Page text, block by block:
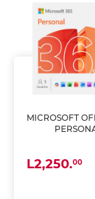
MICROSOFT
L2,250.00